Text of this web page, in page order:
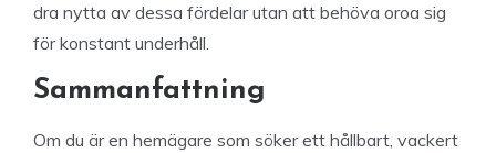
dra nytta av dessa fördelar utan att behöva oroa sig
för konstant underhåll.
Sammanfattning
Om du är en hemägare som söker ett hållbart, vackert